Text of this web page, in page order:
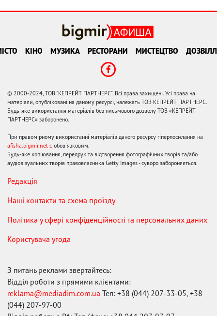
КІНО МУЗИКА РЕСТОРАНИ МИСТЕЦТВО
© 2000-2024, ТОВ "КЕПРЕЙТ ПАРТНЕРС". Всі права захищені. Усі права на
матеріали, опубліковані на даному ресурсі, належать ТОВ КЕПРЕЙТ ПАРТНЕРС.
Будь-яке використання матеріалів без письмового дозволу ТОВ «КЕПРЕЙТ
ПАРТНЕРС» заборонено.
При правомірному використанні матеріалів даного ресурсу гіперпосилання на
afisha.bigmir.net є обов'язковим.
Будь-яке копіювання, передрук та відтворення фотографічних творів та/або
аудіовізуальних творів правовласника Getty Images - суворо забороняється.
Редакція
Наші контакти та схема проїзду
Політика у сфері конфіденційності та персональних даних
Користувача угода
З питань реклами звертайтесь:
Відділ роботи з прямими клієнтами:
reklama@mediadim.com.ua Тел: +38 (044) 207-33-05, +38
(044) 207-97-00